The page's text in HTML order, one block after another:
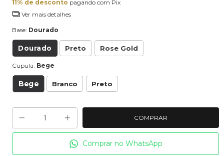
11% de desconto pagando com Pix
Ver mais detalhes
Base: Dourado
Dourado Preto Rose Gold
Cupula: Bege
Bege Branco Preto
Comprar no WhatsApp